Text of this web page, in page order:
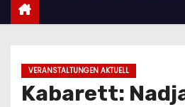
r
VERANSTALTUNGEN AKTUELL
Kabarett: